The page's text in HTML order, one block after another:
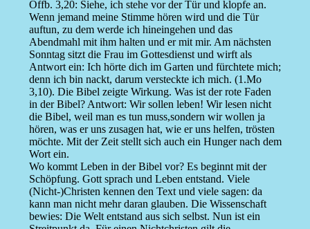
Offb. 3,20: Siehe, ich stehe vor der Tür und klopfe an.
Wenn jemand meine Stimme hören wird und die Tür
auftun, zu dem werde ich hineingehen und das
Abendmahl mit ihm halten und er mit mir. Am nächsten
Sonntag sitzt die Frau im Gottesdienst und wirft als
Antwort ein: Ich hörte dich im Garten und fürchtete mich;
denn ich bin nackt, darum versteckte ich mich. (1.Mo
3,10). Die Bibel zeigte Wirkung. Was ist der rote Faden
in der Bibel? Antwort: Wir sollen leben! Wir lesen nicht
die Bibel, weil man es tun muss,sondern wir wollen ja
hören, was er uns zusagen hat, wie er uns helfen, trösten
möchte. Mit der Zeit stellt sich auch ein Hunger nach dem
Wort ein.
Wo kommt Leben in der Bibel vor? Es beginnt mit der
Schöpfung. Gott sprach und Leben entstand. Viele
(Nicht-)Christen kennen den Text und viele sagen: da
kann man nicht mehr daran glauben. Die Wissenschaft
bewies: Die Welt entstand aus sich selbst. Nun ist ein